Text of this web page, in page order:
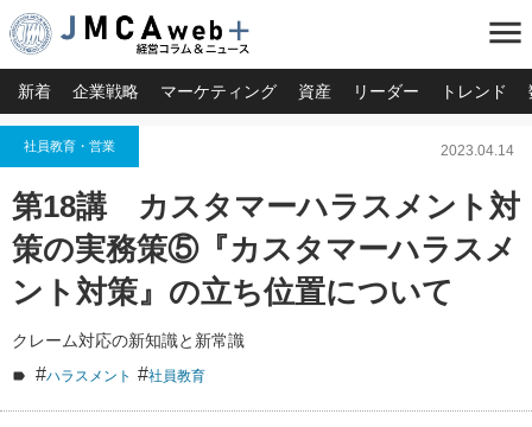
menu
新着 企業戦略 マーケティング 資産 リーダー トレンド
社員教育・営業 2023.04.14
第18講 カスタマーハラスメント対
策の実務策⑤『カスタマーハラスメ
ント対策』の立ち位置について
クレーム対応の新知識と新常識
#ハラスメント #社員教育